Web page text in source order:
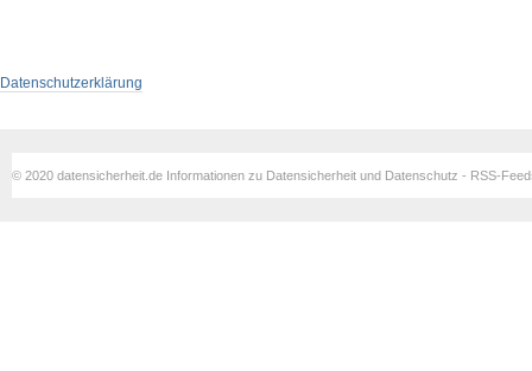
Datenschutzerklärung
© 2020 datensicherheit.de Informationen zu Datensicherheit und Datenschutz - RSS-